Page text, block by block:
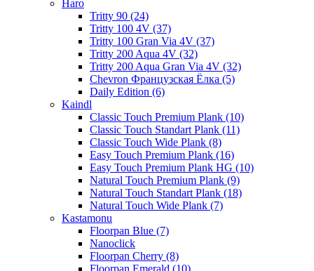
Haro
Tritty 90 (24)
Tritty 100 4V (37)
Tritty 100 Gran Via 4V (37)
Tritty 200 Aqua 4V (32)
Tritty 200 Aqua Gran Via 4V (32)
Chevron Французская Ёлка (5)
Daily Edition (6)
Kaindl
Classic Touch Premium Plank (10)
Classic Touch Standart Plank (11)
Classic Touch Wide Plank (8)
Easy Touch Premium Plank (16)
Easy Touch Premium Plank HG (10)
Natural Touch Premium Plank (9)
Natural Touch Standart Plank (18)
Natural Touch Wide Plank (7)
Kastamonu
Floorpan Blue (7)
Nanoclick
Floorpan Cherry (8)
Floorpan Emerald (10)